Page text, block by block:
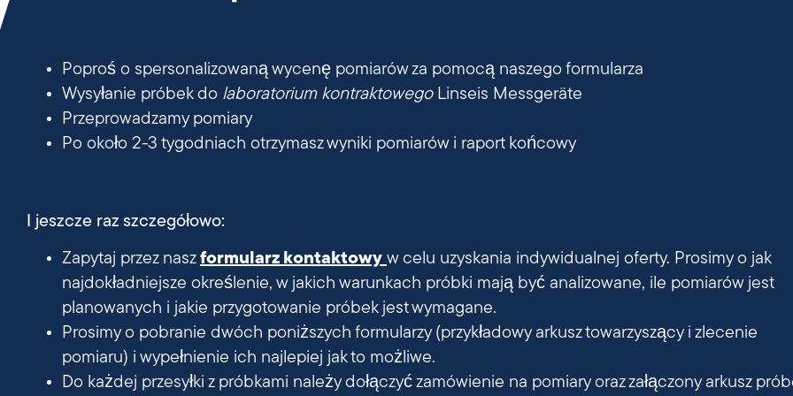
Poproś o spersonalizowaną wycenę pomiarów za pomocą naszego formularza
Wysyłanie próbek do laboratorium kontraktowegoLinseis Messgeräte
Przeprowadzamy pomiary
Po około 2-3 tygodniach otrzymasz wyniki pomiarów i raport końcowy
I jeszcze raz szczegółowo:
Zapytaj przez nasz formularz kontaktowy w celu uzyskania indywidualnej oferty. Prosimy o jak
najdokładniejsze określenie, w jakich warunkach próbki mają być analizowane, ile pomiarów jest
planowanych i jakie przygotowanie próbek jest wymagane.
Prosimy o pobranie dwóch poniższych formularzy (przykładowy arkusz towarzyszący i zlecenie
pomiaru) i wypełnienie ich najlepiej jak to możliwe.
Do każdej przesyłki z próbkami należy dołączyć zamówienie na pomiary oraz załączony arkusz